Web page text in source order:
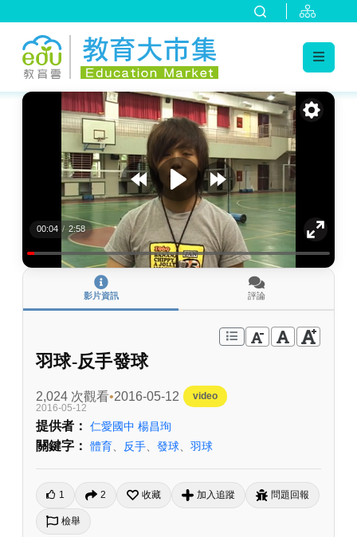
:::
00:04 / 2:58
影片資訊 評論
羽球-反手發球
2,024 次觀看 2016-05-12
video
2016-05-12
提供者： 仁愛國中 楊昌珣
關鍵字： 體育 反手 發球 羽球
1 2 收藏 加入追蹤 問題回報
檢舉